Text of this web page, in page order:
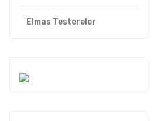
Elmas Testereler